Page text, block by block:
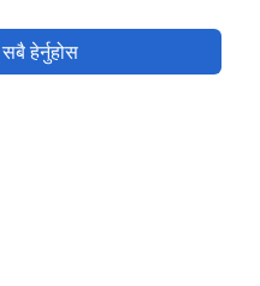
सबै हेर्नुहोस